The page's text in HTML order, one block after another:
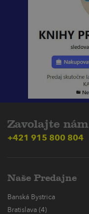
Zavolajte nám
+421 915 800 804
Naše Predajne
Banská Bystrica
Bratislava (4)